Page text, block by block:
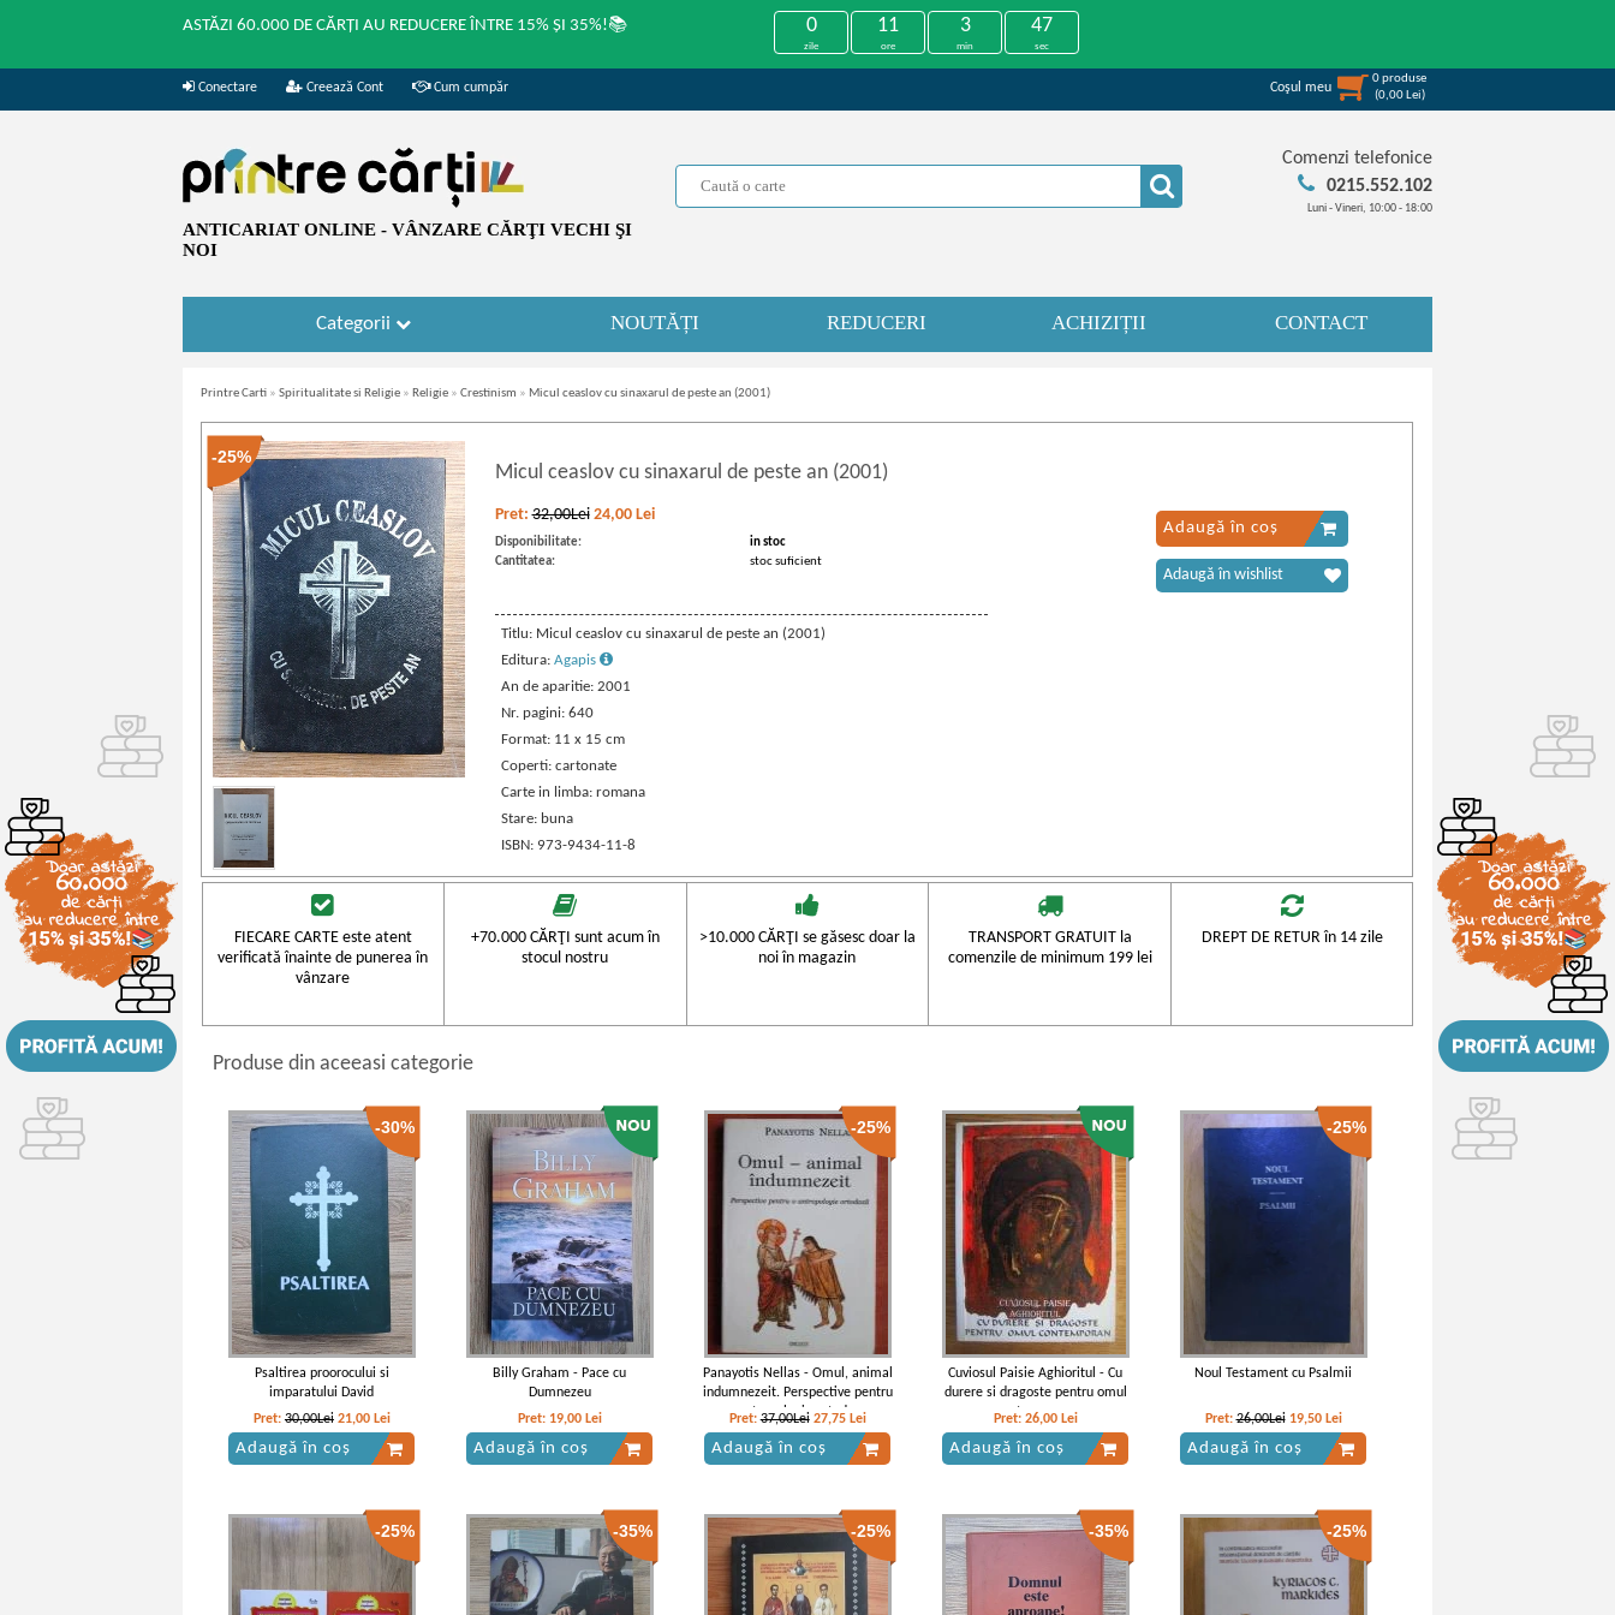
ASTĂZI 60.000 DE CĂRȚI AU REDUCERE ÎNTRE 15% ȘI 35%!📚 0
zile
11
ore
3
min
47
sec
Conectare Creează Cont Cum cumpăr Coşul meu
0produse
(0,00 Lei)
ANTICARIAT ONLINE - VÂNZARE CĂRŢI VECHI ŞI
NOI
Comenzi telefonice
0215.552.102
Luni - Vineri, 10:00 - 18:00
Categorii NOUTĂȚI REDUCERI ACHIZIȚII CONTACT
Printre Carti » Spiritualitate si Religie » Religie » Crestinism » Micul ceaslov cu sinaxarul de peste an (2001)
-25%
Micul ceaslov cu sinaxarul de peste an (2001)
Pret:32,00Lei 24,00 Lei
Disponibilitate:
in stoc
Cantitatea:
stoc suficient
Titlu: Micul ceaslov cu sinaxarul de peste an (2001)
Editura: Agapis
An de aparitie: 2001
Nr. pagini: 640
Format: 11 x 15 cm
Coperti: cartonate
Carte in limba: romana
Stare: buna
ISBN: 973-9434-11-8
Adaugă în coș
Adaugă în wishlist
FIECARE CARTE este atent
verificată înainte de punerea în
vânzare
+70.000 CĂRŢI sunt acum în
stocul nostru
>10.000 CĂRŢI se găsesc doar la
noi în magazin
TRANSPORT GRATUIT la
comenzile de minimum 199 lei
DREPT DE RETUR în 14 zile
Produse din aceeasi categorie
-30%
Psaltirea proorocului si
imparatului David
Pret: 30,00Lei 21,00 Lei
Adaugă în coș
Billy Graham - Pace cu
Dumnezeu
Pret: 19,00 Lei
Adaugă în coș
-25%
Panayotis Nellas - Omul, animal
indumnezeit. Perspective pentru
o antropologie ortodoxa
Pret:37,00Lei 27,75 Lei
Adaugă în coș
Cuviosul Paisie Aghioritul - Cu
durere si dragoste pentru omul
contemporan
Pret: 26,00 Lei
Adaugă în coș
-25%
Noul Testament cu Psalmii
Pret:26,00Lei 19,50 Lei
Adaugă în coș
-25% -35% -25% -35% -25%